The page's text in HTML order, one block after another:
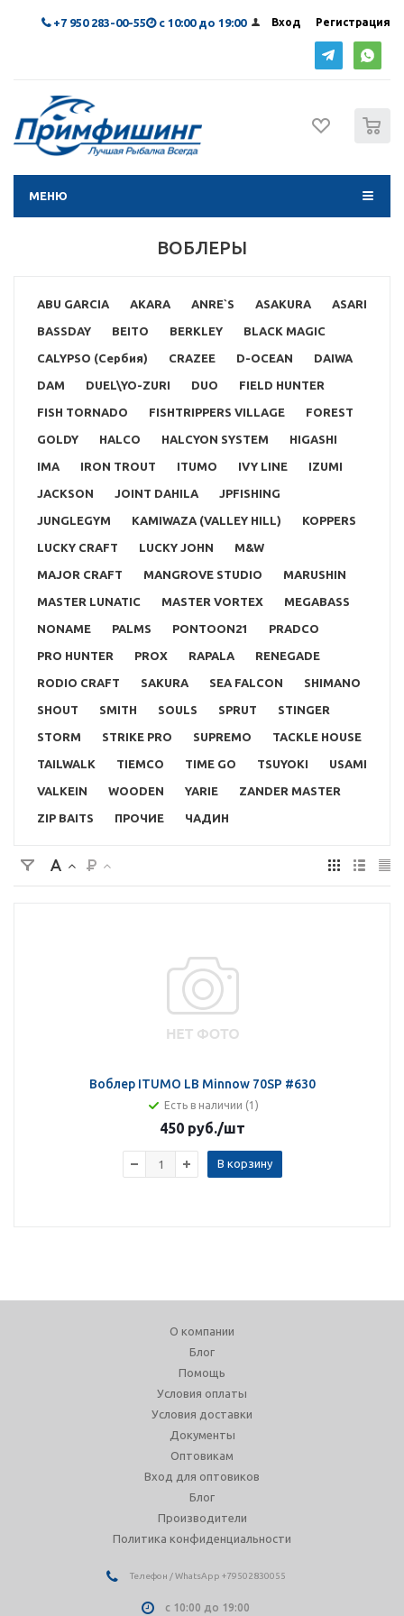
Вход Регистрация
+7 950 283-00-55 с 10:00 до 19:00
МЕНЮ
ВОБЛЕРЫ
ABU GARCIA AKARA ANRE`S ASAKURA ASARI
BASSDAY BEITO BERKLEY BLACK MAGIC
CALYPSO (Сербия) CRAZEE D-OCEAN DAIWA
DAM DUEL\YO-ZURI DUO FIELD HUNTER
FISH TORNADO FISHTRIPPERS VILLAGE FOREST
GOLDY HALCO HALCYON SYSTEM HIGASHI
IMA IRON TROUT ITUMO IVY LINE IZUMI
JACKSON JOINT DAHILA JPFISHING
JUNGLEGYM KAMIWAZA (VALLEY HILL) KOPPERS
LUCKY CRAFT LUCKY JOHN M&W
MAJOR CRAFT MANGROVE STUDIO MARUSHIN
MASTER LUNATIC MASTER VORTEX MEGABASS
NONAME PALMS PONTOON21 PRADCO
PRO HUNTER PROX RAPALA RENEGADE
RODIO CRAFT SAKURA SEA FALCON SHIMANO
SHOUT SMITH SOULS SPRUT STINGER
STORM STRIKE PRO SUPREMO TACKLE HOUSE
TAILWALK TIEMCO TIME GO TSUYOKI USAMI
VALKEIN WOODEN YARIE ZANDER MASTER
ZIP BAITS ПРОЧИЕ ЧАДИН
Воблер ITUMO LB Minnow 70SP #630
Есть в наличии (1)
450 руб./шт
В корзину
О компании
Блог
Помощь
Условия оплаты
Условия доставки
Документы
Оптовикам
Вход для оптовиков
Блог
Производители
Политика конфиденциальности
Телефон / WhatsApp +79502830055
с 10:00 до 19:00